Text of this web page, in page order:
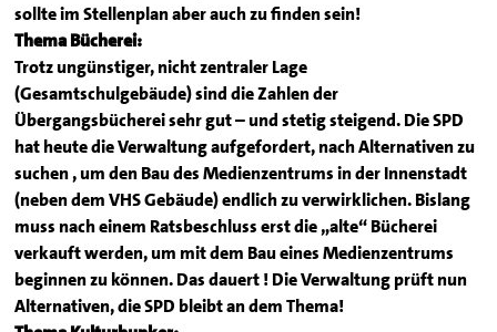
sollte im Stellenplan aber auch zu finden sein!
Thema Bücherei:
Trotz ungünstiger, nicht zentraler Lage
(Gesamtschulgebäude) sind die Zahlen der
Übergangsbücherei sehr gut – und stetig steigend. Die SPD
hat heute die Verwaltung aufgefordert, nach Alternativen zu
suchen , um den Bau des Medienzentrums in der Innenstadt
(neben dem VHS Gebäude) endlich zu verwirklichen. Bislang
muss nach einem Ratsbeschluss erst die „alte“ Bücherei
verkauft werden, um mit dem Bau eines Medienzentrums
beginnen zu können. Das dauert ! Die Verwaltung prüft nun
Alternativen, die SPD bleibt an dem Thema!